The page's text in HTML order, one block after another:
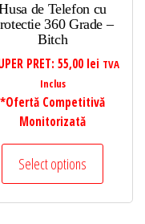
de Telefon cu
360 Grade –
Bitch
PRET: 55,00 lei TVA
Inclus
*Ofertă Competitivă
Monitorizată
Select options